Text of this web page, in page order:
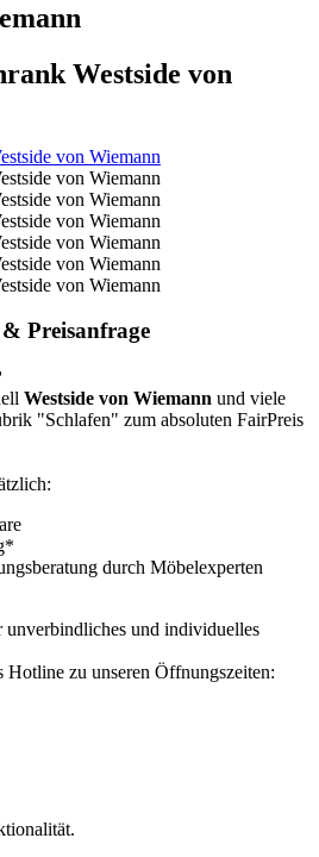
Westside von
Preisanfrage
Westside von Wiemann und viele
"Schlafen" zum absoluten FairPreis
durch Möbelexperten
unverbindliches und individuelles
zu unseren Öffnungszeiten: